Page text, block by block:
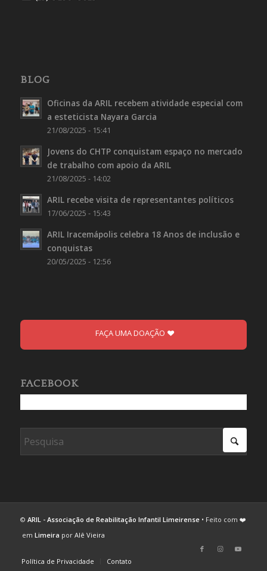
BLOG
Oficinas da ARIL recebem atividade especial com
a esteticista Nayara Garcia
21/08/2025 - 15:41
Jovens do CHTP conquistam espaço no mercado
de trabalho com apoio da ARIL
21/08/2025 - 14:02
ARIL recebe visita de representantes políticos
17/06/2025 - 15:43
ARIL Iracemápolis celebra 18 Anos de inclusão e
conquistas
20/05/2025 - 12:56
FAÇA UMA DOAÇÃO
FACEBOOK
© ARIL - Associação de Reabilitação Infantil Limeirense• Feito com ❤️
em Limeira por Alê Vieira
Política de Privacidade Contato